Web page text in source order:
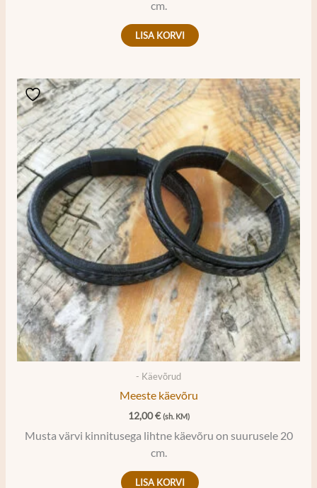
cm.
LISA KORVI
- Käevõrud
Meeste käevõru
12,00€ (sh. KM)
Musta värvi kinnitusega lihtne käevõru on suurusele 20
cm.
LISA KORVI